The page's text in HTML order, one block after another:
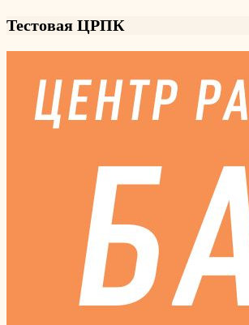
Тестовая ЦРПК